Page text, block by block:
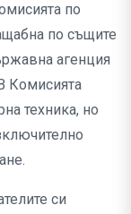
по
по същите
агенция
Комисията
техника, но
си